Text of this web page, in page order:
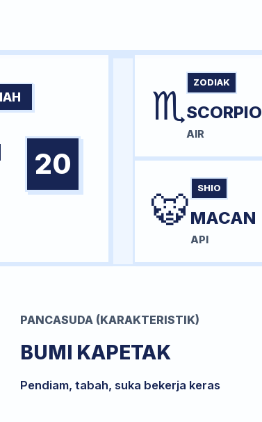
20
♏ ZODIAK
SCORPIO
AIR
🐯 SHIO
MACAN
API
PANCASUDA (KARAKTERISTIK)
BUMI KAPETAK
Pendiam, tabah, suka bekerja keras